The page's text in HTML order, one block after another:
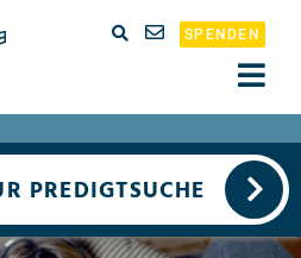
SPENDEN
PREDIGTSUCHE